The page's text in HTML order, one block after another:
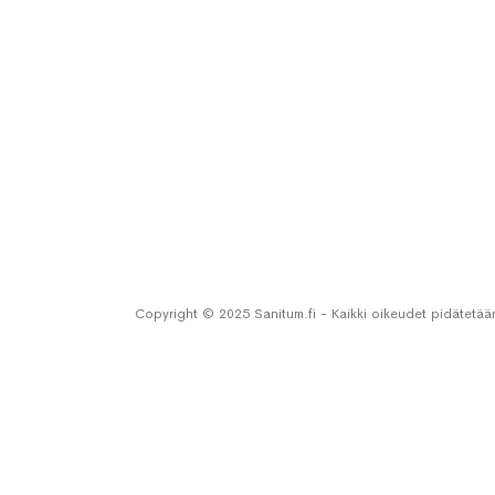
Copyright © 2025 Sanitum.fi - Kaikki oikeudet